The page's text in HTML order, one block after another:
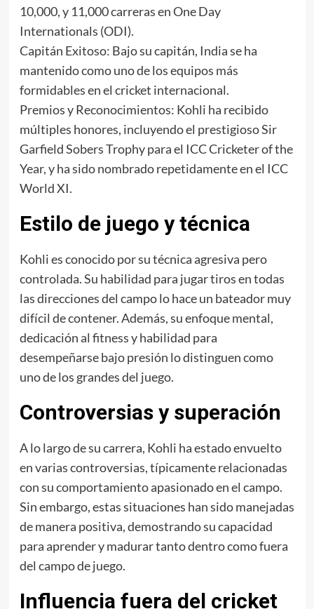
10,000, y 11,000 carreras en One Day
Internationals (ODI).
Capitán Exitoso: Bajo su capitán, India se ha
mantenido como uno de los equipos más
formidables en el cricket internacional.
Premios y Reconocimientos: Kohli ha recibido
múltiples honores, incluyendo el prestigioso Sir
Garfield Sobers Trophy para el ICC Cricketer of the
Year, y ha sido nombrado repetidamente en el ICC
World XI.
Estilo de juego y técnica
Kohli es conocido por su técnica agresiva pero
controlada. Su habilidad para jugar tiros en todas
las direcciones del campo lo hace un bateador muy
difícil de contener. Además, su enfoque mental,
dedicación al fitness y habilidad para
desempeñarse bajo presión lo distinguen como
uno de los grandes del juego.
Controversias y superación
A lo largo de su carrera, Kohli ha estado envuelto
en varias controversias, típicamente relacionadas
con su comportamiento apasionado en el campo.
Sin embargo, estas situaciones han sido manejadas
de manera positiva, demostrando su capacidad
para aprender y madurar tanto dentro como fuera
del campo de juego.
Influencia fuera del cricket